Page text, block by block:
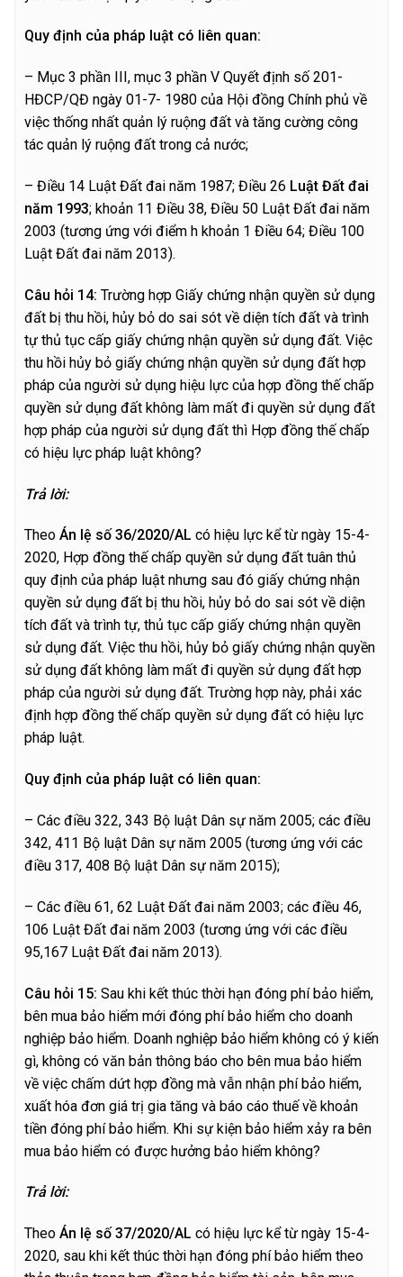
Quy định của pháp luật có liên quan:
– Mục 3 phần III, mục 3 phần V Quyết định số 201-
HĐCP/QĐ ngày 01-7- 1980 của Hội đồng Chính phủ về
việc thống nhất quản lý ruộng đất và tăng cường công
tác quản lý ruộng đất trong cả nước;
– Điều 14 Luật Đất đai năm 1987; Điều 26 Luật Đất đai
năm 1993; khoản 11 Điều 38, Điều 50 Luật Đất đai năm
2003 (tương ứng với điểm h khoản 1 Điều 64; Điều 100
Luật Đất đai năm 2013).
Câu hỏi 14: Trường hợp Giấy chứng nhận quyền sử dụng
đất bị thu hồi, hủy bỏ do sai sót về diện tích đất và trình
tự thủ tục cấp giấy chứng nhận quyền sử dụng đất. Việc
thu hồi hủy bỏ giấy chứng nhận quyền sử dụng đất hợp
pháp của người sử dụng hiệu lực của hợp đồng thế chấp
quyền sử dụng đất không làm mất đi quyền sử dụng đất
hợp pháp của người sử dụng đất thì Hợp đồng thế chấp
có hiệu lực pháp luật không?
Trả lời:
Theo Án lệ số 36/2020/AL có hiệu lực kể từ ngày 15-4-
2020, Hợp đồng thế chấp quyền sử dụng đất tuân thủ
quy định của pháp luật nhưng sau đó giấy chứng nhận
quyền sử dụng đất bị thu hồi, hủy bỏ do sai sót về diện
tích đất và trình tự, thủ tục cấp giấy chứng nhận quyền
sử dụng đất. Việc thu hồi, hủy bỏ giấy chứng nhận quyền
sử dụng đất không làm mất đi quyền sử dụng đất hợp
pháp của người sử dụng đất. Trường hợp này, phải xác
định hợp đồng thế chấp quyền sử dụng đất có hiệu lực
pháp luật.
Quy định của pháp luật có liên quan:
– Các điều 322, 343 Bộ luật Dân sự năm 2005; các điều
342, 411 Bộ luật Dân sự năm 2005 (tương ứng với các
điều 317, 408 Bộ luật Dân sự năm 2015);
– Các điều 61, 62 Luật Đất đai năm 2003; các điều 46,
106 Luật Đất đai năm 2003 (tương ứng với các điều
95,167 Luật Đất đai năm 2013).
Câu hỏi 15: Sau khi kết thúc thời hạn đóng phí bảo hiểm,
bên mua bảo hiểm mới đóng phí bảo hiểm cho doanh
nghiệp bảo hiểm. Doanh nghiệp bảo hiểm không có ý kiến
gì, không có văn bản thông báo cho bên mua bảo hiểm
về việc chấm dứt hợp đồng mà vẫn nhận phí bảo hiểm,
xuất hóa đơn giá trị gia tăng và báo cáo thuế về khoản
tiền đóng phí bảo hiểm. Khi sự kiện bảo hiểm xảy ra bên
mua bảo hiểm có được hưởng bảo hiểm không?
Trả lời:
Theo Án lệ số 37/2020/AL có hiệu lực kể từ ngày 15-4-
2020, sau khi kết thúc thời hạn đóng phí bảo hiểm theo